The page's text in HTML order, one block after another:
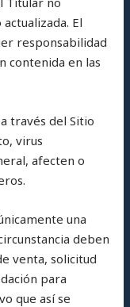
El
responsabilidad
contenida en las
través del Sitio
virus
afecten o
una
deben
venta, solicitud
para
que así se